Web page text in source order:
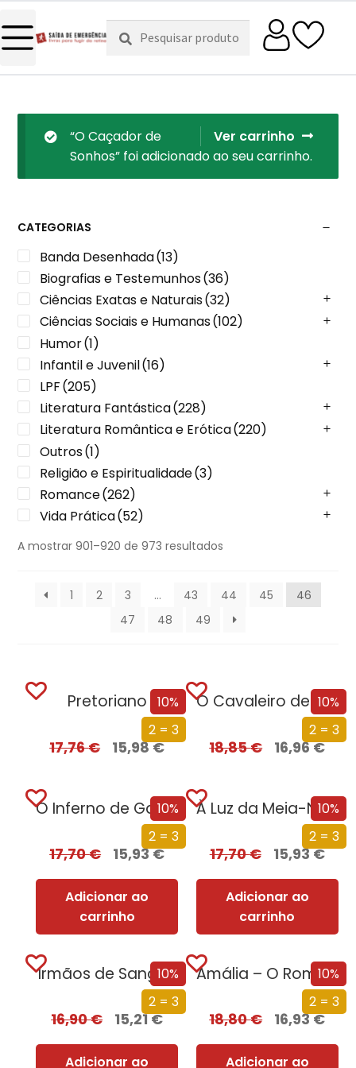
Pesquisar
por:
Pesquisa
Ver carrinho
“O Caçador de
Sonhos” foi adicionado ao seu carrinho.
CATEGORIAS
Banda Desenhada(13)
Biografias e Testemunhos(36)
Ciências Exatas e Naturais(32)
Ciências Sociais e Humanas(102)
Humor(1)
Infantil e Juvenil(16)
LPF(205)
Literatura Fantástica(228)
Literatura Romântica e Erótica(220)
Outros(1)
Religião e Espiritualidade(3)
Romance(262)
Vida Prática(52)
A mostrar 901–920 de 973 resultados
1 2 3 … 43 44 45
46
47
48 49
10%
2 = 3
Pretoriano
17,76€ 15,98€
10%
2 = 3
O Cavaleiro de Westeros e Outras Histórias
18,85€ 16,96€
10%
2 = 3
O Inferno de Gabriel
17,70€ 15,93€
Adicionar ao
carrinho
10%
2 = 3
À Luz da Meia-Noite
17,70€ 15,93€
Adicionar ao
carrinho
10%
2 = 3
Irmãos de Sangue
16,90€ 15,21€
Adicionar ao
10%
2 = 3
Amália – O Romance da Sua Vida
18,80€ 16,93€
Adicionar ao